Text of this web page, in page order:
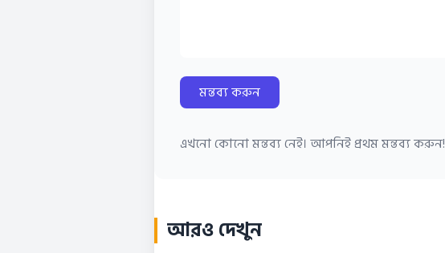
মন্তব্য করুন
এখনো কোনো মন্তব্য নেই। আপনিই প্রথম মন্তব্য করুন!
আরও দেখুন